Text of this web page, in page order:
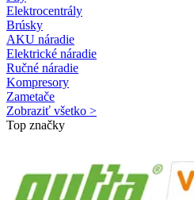
Elektrocentrály
Brúsky
AKU náradie
Elektrické náradie
Ručné náradie
Kompresory
Zametače
Zobraziť všetko >
Top značky